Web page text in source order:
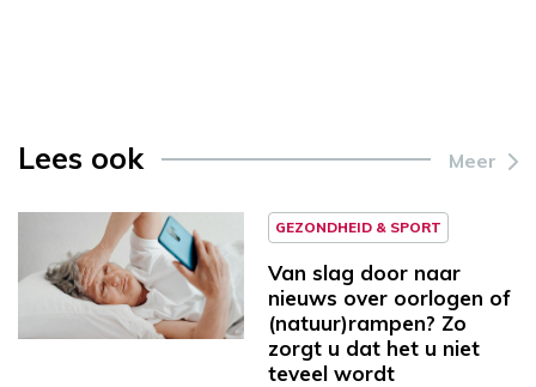
Lees ook Meer
GEZONDHEID & SPORT
Van slag door naar
nieuws over oorlogen of
(natuur)rampen? Zo
zorgt u dat het u niet
teveel wordt